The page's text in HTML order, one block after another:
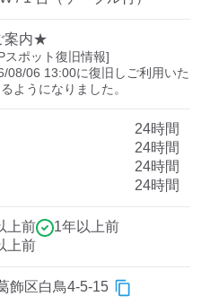
日産ディーラーを表示
案内★
スポット復旧情報]
08/06 13:00に復旧しご利用いた
ようになりました。
24時間
24時間
24時間
24時間
上前
1年以上前
上前
飾区白鳥4-5-15